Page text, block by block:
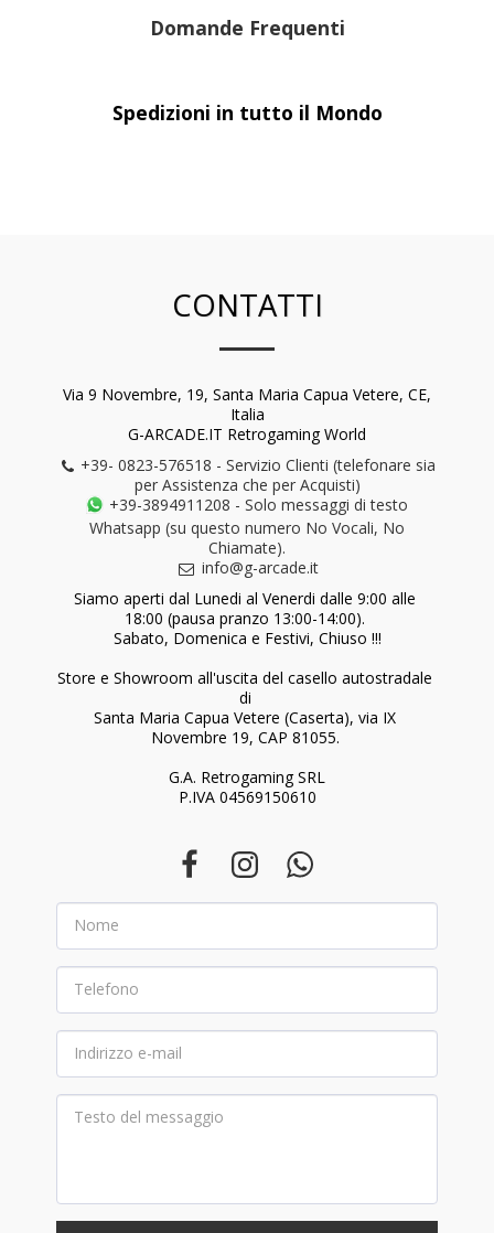
Domande Frequenti
Spedizioni in tutto il Mondo
CONTATTI
Via 9 Novembre, 19, Santa Maria Capua Vetere, CE,
Italia
G-ARCADE.IT Retrogaming World
+39- 0823-576518 - Servizio Clienti (telefonare sia
per Assistenza che per Acquisti)
+39-3894911208 -Solo messaggi di testo
Whatsapp (su questo numero No Vocali, No
Chiamate).
info@g-arcade.it
Siamo aperti dal Lunedi al Venerdi dalle 9:00 alle
18:00 (pausa pranzo 13:00-14:00).
Sabato, Domenica e Festivi, Chiuso !!!
Store e Showroom all'uscita del casello autostradale
di
Santa Maria Capua Vetere (Caserta), via IX
Novembre 19, CAP 81055.
G.A. Retrogaming SRL
P.IVA 04569150610